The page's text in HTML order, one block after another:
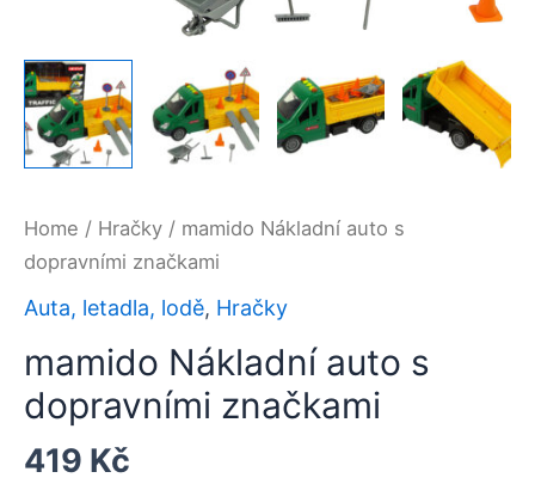
Home / Hračky / mamido Nákladní auto s
dopravními značkami
Auta, letadla, lodě, Hračky
mamido Nákladní auto s
dopravními značkami
419 Kč